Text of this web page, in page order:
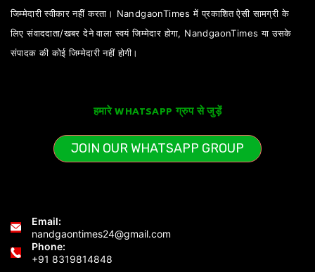
जिम्मेदारी स्वीकार नहीं करता। NandgaonTimes में प्रकाशित ऐसी सामग्री के
लिए संवाददाता/खबर देने वाला स्वयं जिम्मेदार होगा, NandgaonTimes या उसके
संपादक की कोई जिम्मेदारी नहीं होगी।
हमारे WHATSAPP ग्रुप से जुड़ें
JOIN OUR WHATSAPP GROUP
Email:
nandgaontimes24@gmail.com
Phone:
+91 8319814848